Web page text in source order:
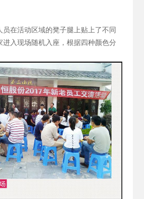
在活动区域的凳子腿上贴上了不同
进入现场随机入座，根据四种颜色分